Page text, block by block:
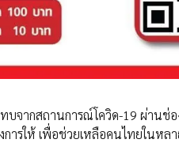
จากสถานการณ์โควิด-19 ผ่านช่อ
ให้ เพื่อช่วยเหลือคนไทยในหล